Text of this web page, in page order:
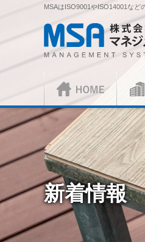
MSAはISO9001やISO14001など
株式会社 マネジメン
HOME 会
会社概要
ISO認証
ISO認証（マネジ
／審査認証制度
ISOとは？
JIS製品認証
各種お手続
資料請求
各種ご案内
複合審査のご案
正社員
新着情報